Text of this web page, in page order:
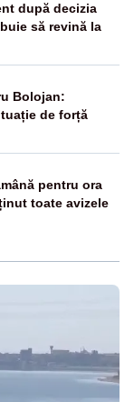
după decizia
să revină la
Bolojan:
de forță
pentru ora
toate avizele